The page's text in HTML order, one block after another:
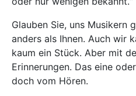
Glauben Sie, uns Musikern
anders als Ihnen. Auch wir
kaum ein Stück. Aber mit
Erinnerungen. Das eine
doch vom Hören.